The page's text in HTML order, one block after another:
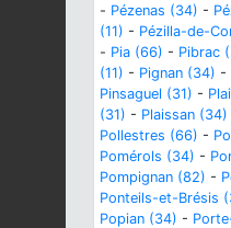
- Pézenas (34) -
(11) - Pézilla-de-
- Pia (66) - Pibrac
(11) - Pignan (34) -
Pinsaguel (31) -
(31) - Plaissan (34)
Pollestres (66) -
Pomérols (34) -
Pompignan (82) -
Ponteils-et-Brésis
Popian (34) -